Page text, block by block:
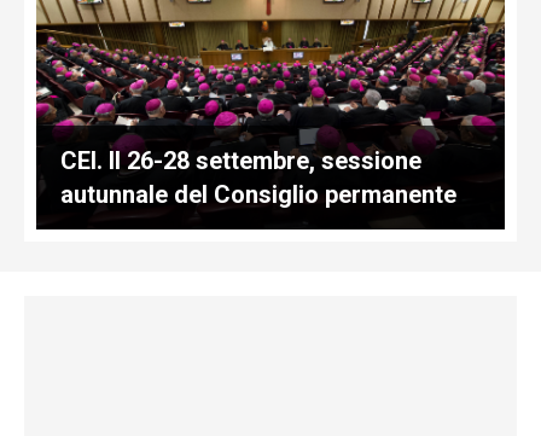
CEI. Il 26-28 settembre, sessione
autunnale del Consiglio permanente